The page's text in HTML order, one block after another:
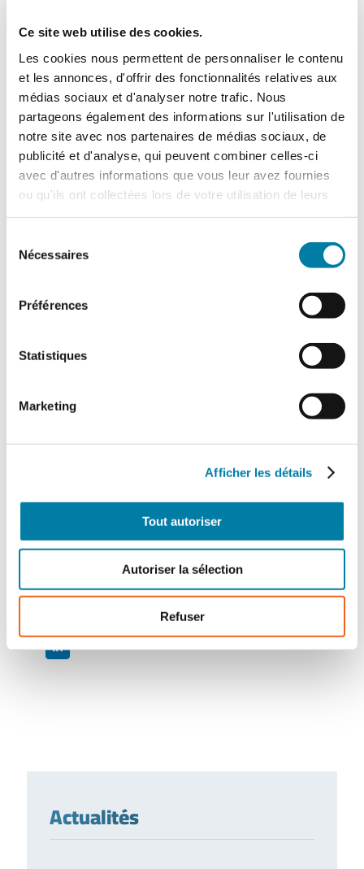
Ce site web utilise des cookies.
Les cookies nous permettent de personnaliser le contenu
et les annonces, d'offrir des fonctionnalités relatives aux
médias sociaux et d'analyser notre trafic. Nous
partageons également des informations sur l'utilisation de
notre site avec nos partenaires de médias sociaux, de
publicité et d'analyse, qui peuvent combiner celles-ci
avec d'autres informations que vous leur avez fournies
ou qu'ils ont collectées lors de votre utilisation de leurs
Nécessaires
Préférences
Statistiques
Marketing
Afficher les détails
Tout autoriser
Autoriser la sélection
Refuser
le biais de caméras, capteurs de
mouvement ou de chaleur pour offrir une
vidéosurveillance en continue.
Prendre soin des sauvegardes de données
de l’entreprise et disposer d’un véritable
plan de reprise d’activité n’est donc pas une
mince affaire.Cela repose sur une
stratégie réfléchie et complète afin d’offrir
une sérénité de l’esprit. La supervision fait
figure d’aide cruciale pour réduire
coût mineur dans un plan d’investissement
global de stockage, en regard de l’ensemble
des pertes potentielles en cas de problème.
Fabien Pereira Vaz
Technical Sales Manager France chezPaessler
Actualités